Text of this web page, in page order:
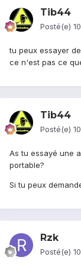
Tib44
Posté(e)
tu peux essayer
ce n'est pas ce
Tib44
Posté(e)
As tu essayé une
portable?
Si tu peux
Rzk
Posté(e)